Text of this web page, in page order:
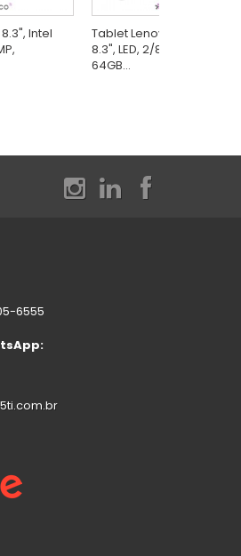
Intel
Tablet Lenovo ThinkPad 8,
8.3", LED, 2/8MP, Intel
64GB...
6555